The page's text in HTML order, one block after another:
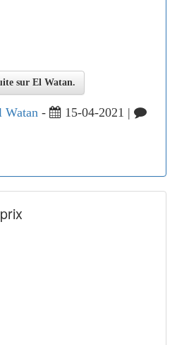
sur El Watan.
Watan -
15-04-2021 |